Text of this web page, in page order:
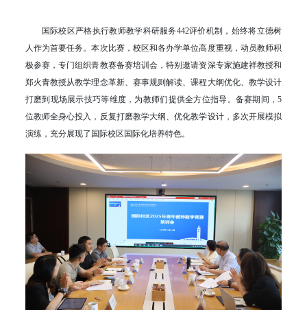
国际校区严格执行教师教学科研服务442评价机制，始终将立德树
人作为首要任务。本次比赛，校区和各办学单位高度重视，动员教师积
极参赛，专门组织青教赛备赛培训会，特别邀请资深专家施建祥教授和
郑火青教授从教学理念革新、赛事规则解读、课程大纲优化、教学设计
打磨到现场展示技巧等维度，为教师们提供全方位指导。备赛期间，5
位教师全身心投入，反复打磨教学大纲、优化教学设计，多次开展模拟
演练，充分展现了国际校区国际化培养特色。